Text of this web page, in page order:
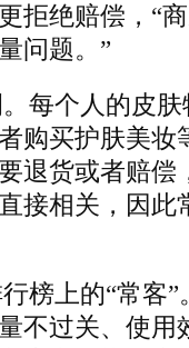
拒绝赔偿，“
问题。”
每个人的皮
购买护肤美妆
退货或者赔偿
接相关，因此
榜上的“常客
不过关、使用